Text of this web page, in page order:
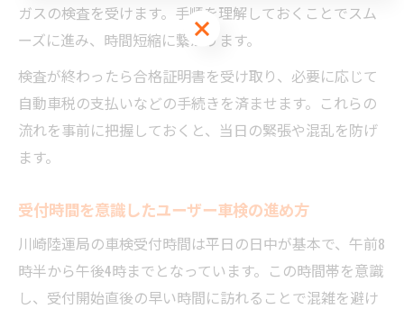
ガスの検査を受けます。手順を理解しておくことでスム
ーズに進み、時間短縮に繋がります。
検査が終わったら合格証明書を受け取り、必要に応じて
自動車税の支払いなどの手続きを済ませます。これらの
流れを事前に把握しておくと、当日の緊張や混乱を防げ
ます。
受付時間を意識したユーザー車検の進め方
川崎陸運局の車検受付時間は平日の日中が基本で、午前8
時半から午後4時までとなっています。この時間帯を意識
し、受付開始直後の早い時間に訪れることで混雑を避け
お問い合わせはこちら